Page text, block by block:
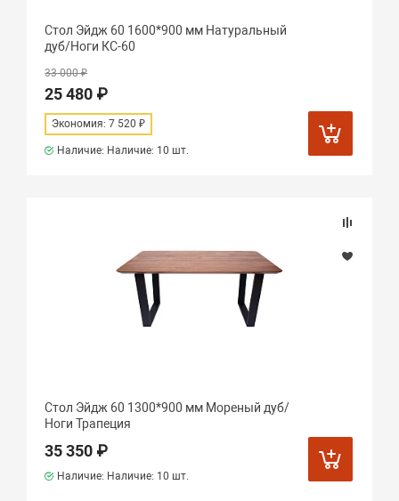
Стол Эйдж 60 1600*900 мм Натуральный
дуб/Ноги КС-60
33 000 ₽
25 480 ₽
Экономия: 7 520 ₽
Наличие: Наличие: 10 шт.
Стол Эйдж 60 1300*900 мм Мореный дуб/
Ноги Трапеция
35 350 ₽
Наличие: Наличие: 10 шт.